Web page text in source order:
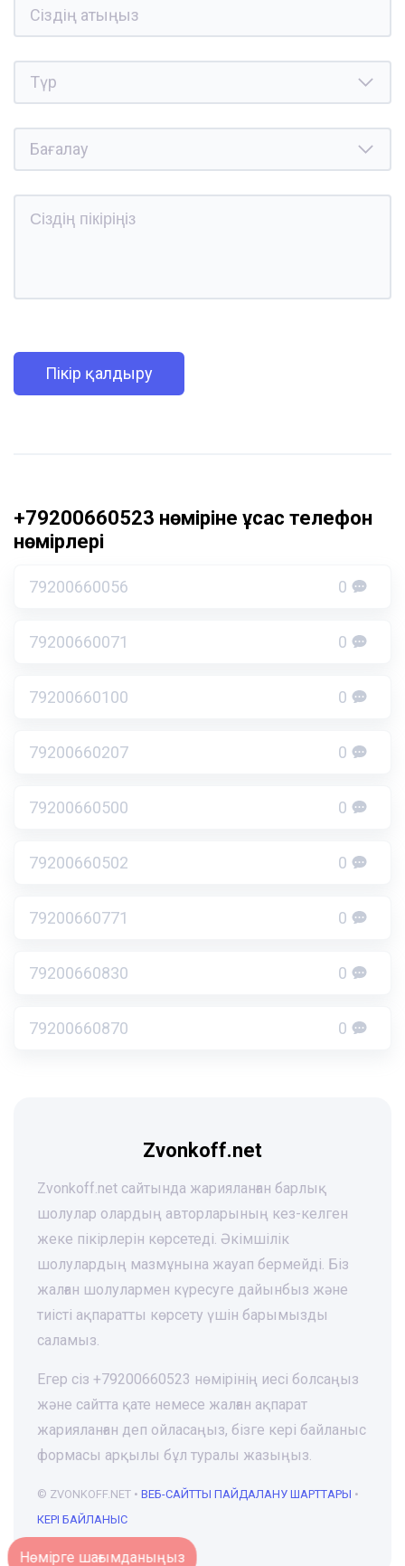
Пікір қалдыру
+79200660523 нөміріне ұқсас телефон
нөмірлері
79200660056 0
79200660071 0
79200660100 0
79200660207 0
79200660500 0
79200660502 0
79200660771 0
79200660830 0
79200660870 0
Zvonkoff.net
Zvonkoff.net сайтында жарияланған барлық
шолулар олардың авторларының кез-келген
жеке пікірлерін көрсетеді. Әкімшілік
шолулардың мазмұнына жауап бермейді. Біз
жалған шолулармен күресуге дайынбыз және
тиісті ақпаратты көрсету үшін барымызды
саламыз.
Егер сіз +79200660523 нөмірінің иесі болсаңыз
және сайтта қате немесе жалған ақпарат
жарияланған деп ойласаңыз, бізге кері байланыс
формасы арқылы бұл туралы жазыңыз.
© ZVONKOFF.NET • ВЕБ-CАЙТТЫ ПАЙДАЛАНУ ШАРТТАРЫ •
КЕРІ БАЙЛАНЫС
Нөмірге шағымданыңыз